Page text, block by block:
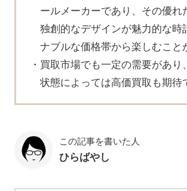
ールメーカーであり、その優れ
独創的なデザインが魅力的な時
ナブルな価格帯から楽しむこと
買取市場でも一定の需要があり
状態によっては高価買取も期待
この記事を書いた人
ひらばやし